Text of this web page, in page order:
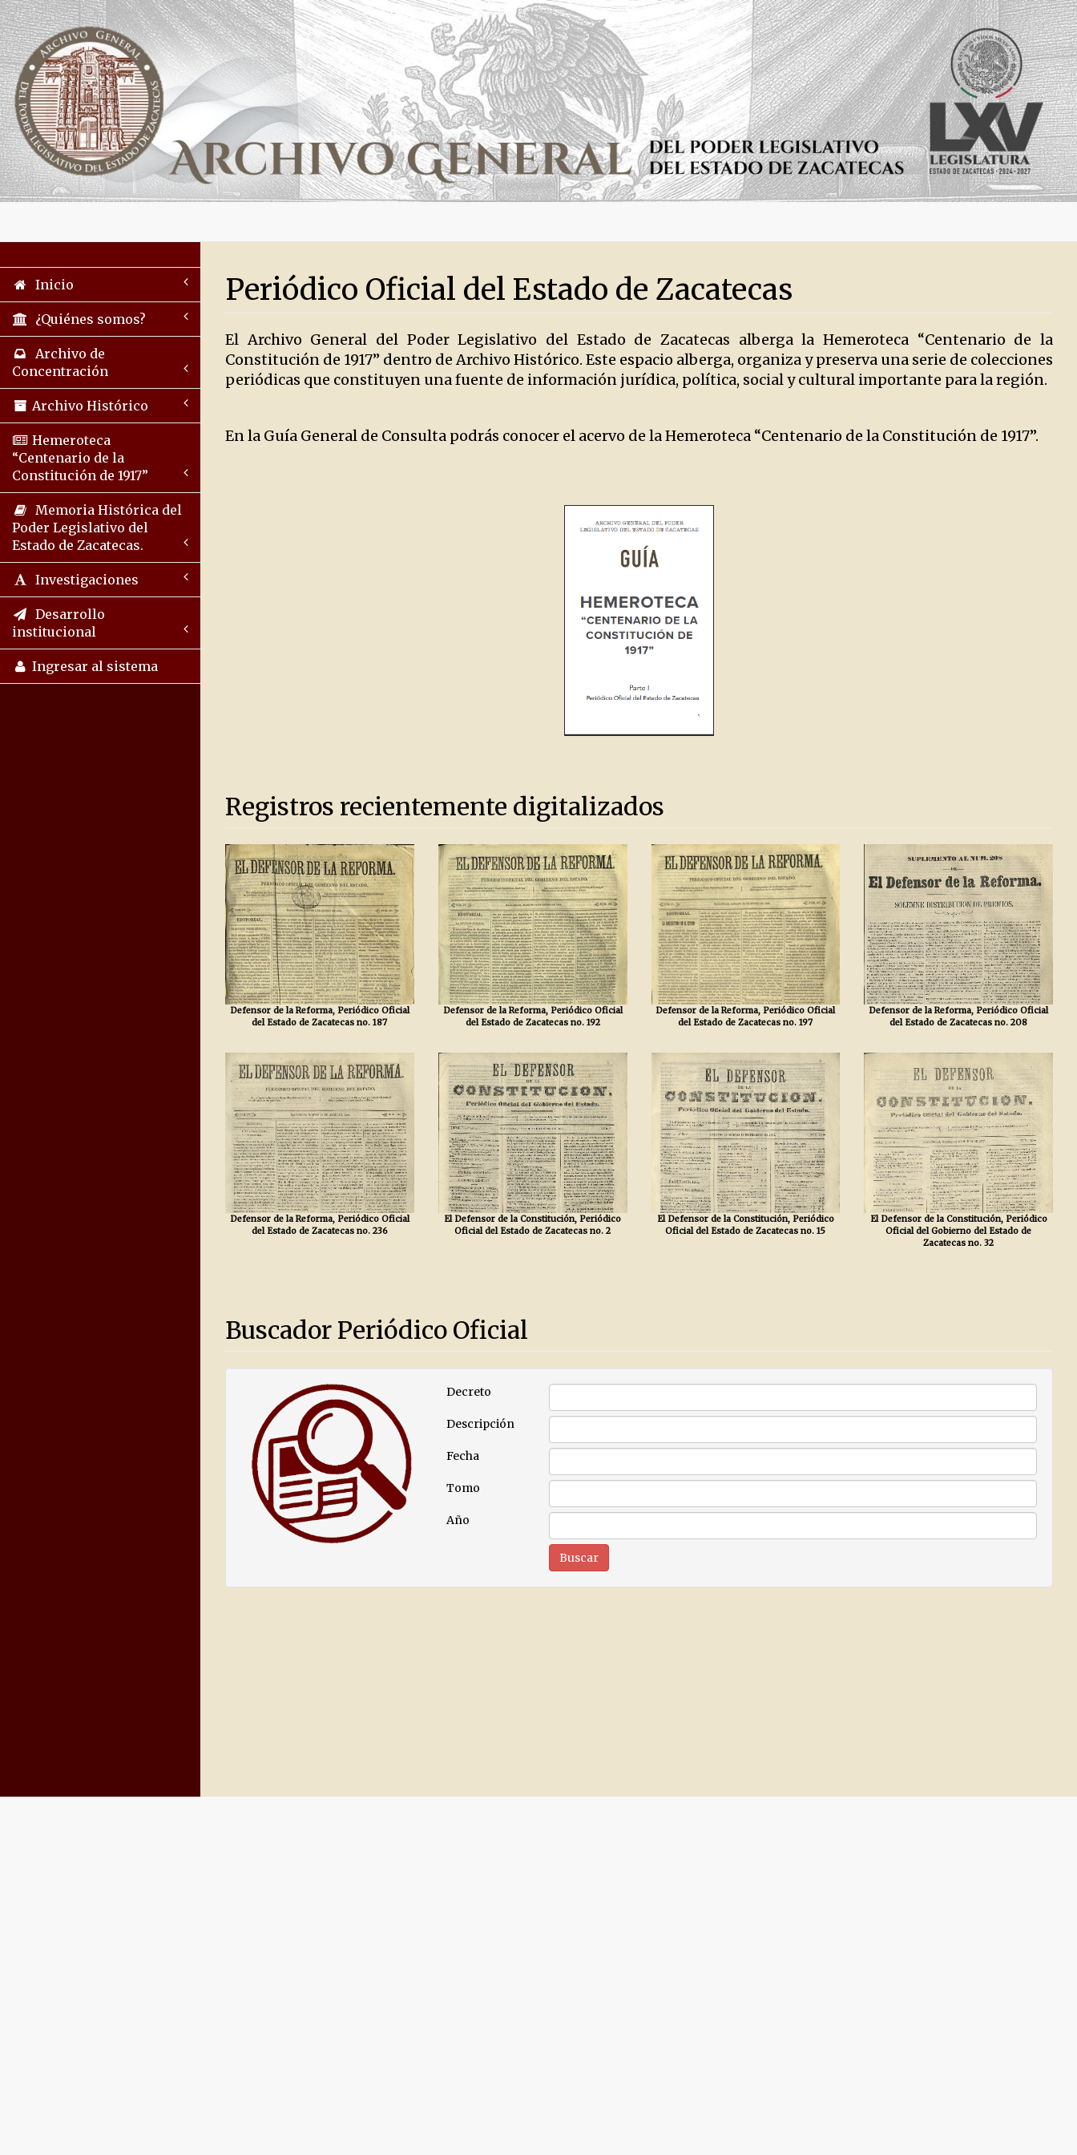
Inicio
¿Quiénes somos?
Archivo de
Concentración
Archivo Histórico
Hemeroteca
“Centenario de la
Constitución de 1917”
Memoria Histórica del
Poder Legislativo del
Estado de Zacatecas.
Investigaciones
Desarrollo
institucional
Ingresar al sistema
Periódico Oficial del Estado de Zacatecas
El Archivo General del Poder Legislativo del Estado de Zacatecas alberga la Hemeroteca “Centenario de la
Constitución de 1917” dentro de Archivo Histórico. Este espacio alberga, organiza y preserva una serie de colecciones
periódicas que constituyen una fuente de información jurídica, política, social y cultural importante para la región.
En la Guía General de Consulta podrás conocer el acervo de la Hemeroteca “Centenario de la Constitución de 1917”.
Registros recientemente digitalizados
Defensor de la Reforma, Periódico Oficial
del Estado de Zacatecas no. 187
Defensor de la Reforma, Periódico Oficial
del Estado de Zacatecas no. 192
Defensor de la Reforma, Periódico Oficial
del Estado de Zacatecas no. 197
Defensor de la Reforma, Periódico Oficial
del Estado de Zacatecas no. 208
Defensor de la Reforma, Periódico Oficial
del Estado de Zacatecas no. 236
El Defensor de la Constitución, Periódico
Oficial del Estado de Zacatecas no. 2
El Defensor de la Constitución, Periódico
Oficial del Estado de Zacatecas no. 15
El Defensor de la Constitución, Periódico
Oficial del Gobierno del Estado de
Zacatecas no. 32
Buscador Periódico Oficial
Decreto
Descripción
Fecha
Tomo
Año